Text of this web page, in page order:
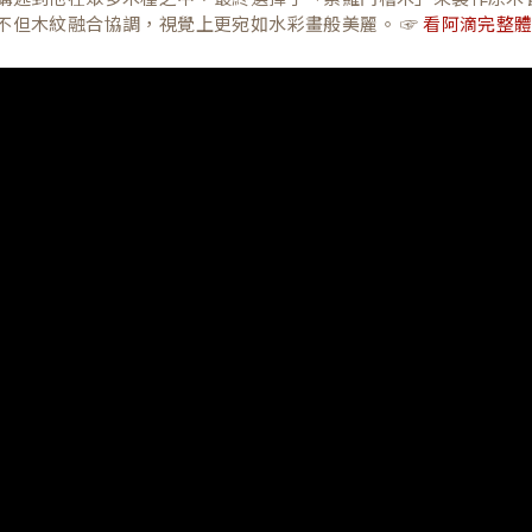
但木紋融合協調，視覺上更宛如水彩畫般美麗。 ☞看阿滴完整